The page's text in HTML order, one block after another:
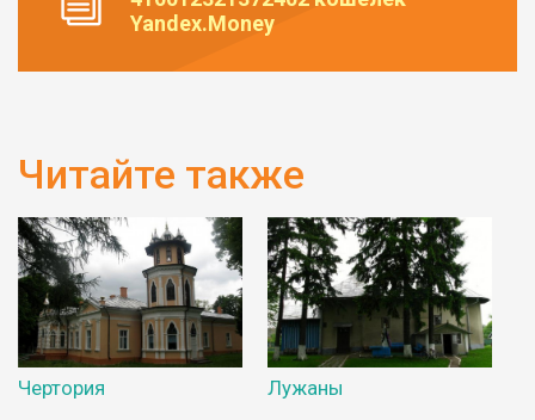
Yandex.Money
Читайте также
Чертория Лужаны